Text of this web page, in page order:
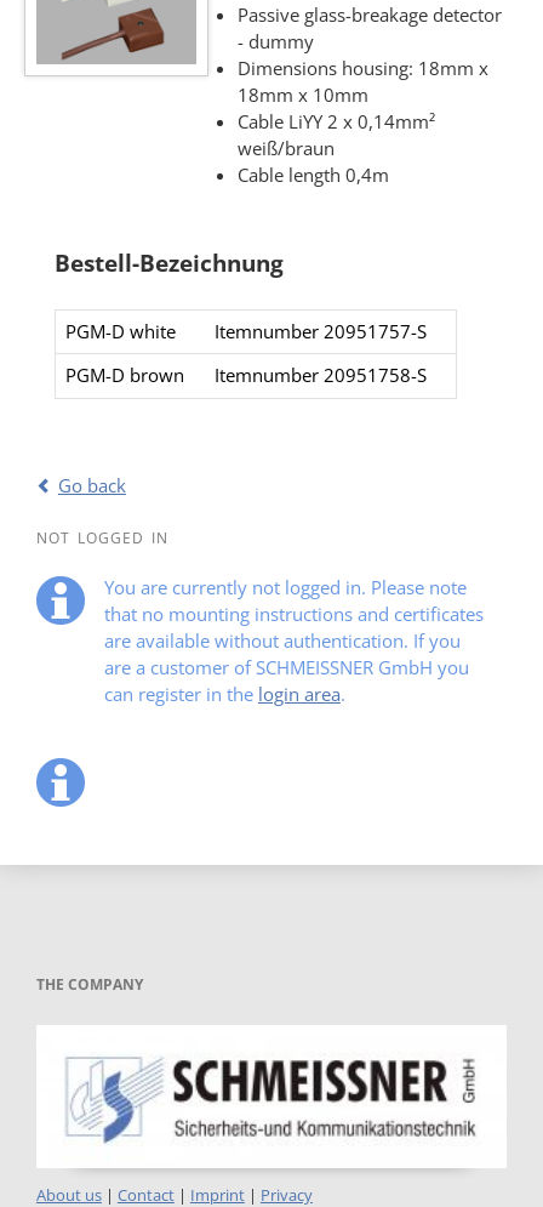
Passive glass-breakage detector
- dummy
Dimensions housing: 18mm x
18mm x 10mm
Cable LiYY 2 x 0,14mm²
weiß/braun
Cable length 0,4m
Bestell-Bezeichnung
PGM-D white
Itemnumber 20951757-S​
PGM-D brown
Itemnumber 20951758-S​
Go back
NOT LOGGED IN
You are currently not logged in. Please note
that no mounting instructions and certificates
are available without authentication. If you
are a customer of SCHMEISSNER GmbH you
can register in the login area.
THE COMPANY
About us| Contact| Imprint| Privacy